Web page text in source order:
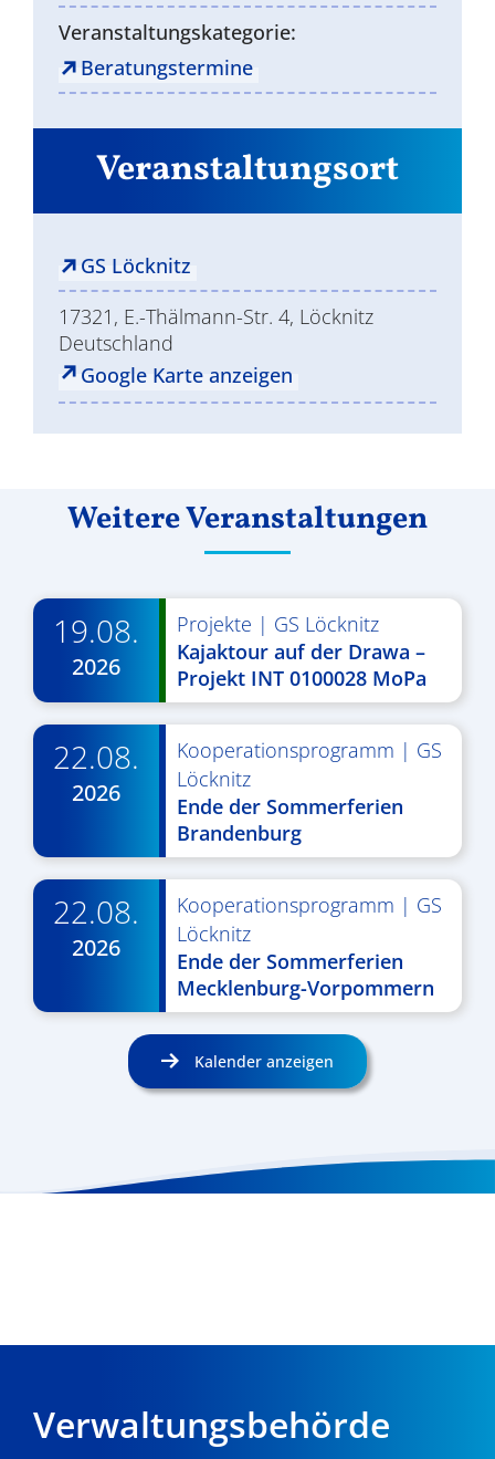
Veranstaltungskategorie:
Beratungstermine
Veranstaltungsort
GS Löcknitz
17321, E.-Thälmann-Str. 4, Löcknitz
Deutschland
Google Karte anzeigen
Weitere Veranstaltungen
19.08.
2026
Projekte | GS Löcknitz
Kajaktour auf der Drawa –
Projekt INT 0100028 MoPa
22.08.
2026
Kooperationsprogramm | GS
Löcknitz
Ende der Sommerferien
Brandenburg
22.08.
2026
Kooperationsprogramm | GS
Löcknitz
Ende der Sommerferien
Mecklenburg-Vorpommern
Kalender anzeigen
Verwaltungsbehörde